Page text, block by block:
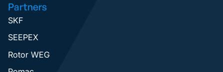
Partners
SKF
SEEPEX
Rotor WEG